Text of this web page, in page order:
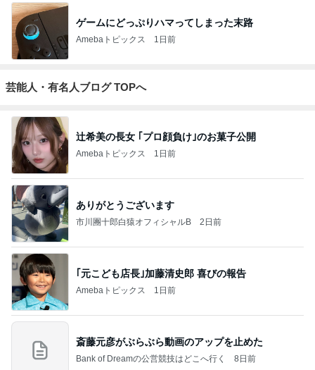
ゲームにどっぷりハマってしまった末路
Amebaトピックス 1日前
芸能人・有名人ブログ TOPへ
辻希美の長女 ｢プロ顔負け｣のお菓子公開
Amebaトピックス 1日前
ありがとうございます
市川團十郎白猿オフィシャルB 2日前
｢元こども店長｣加藤清史郎 喜びの報告
Amebaトピックス 1日前
斎藤元彦がぶらぶら動画のアップを止めた
Bank of Dreamの公営競技はどこへ行く 8日前